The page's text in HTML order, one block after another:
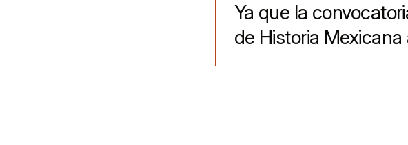
Ya que la
de Historia